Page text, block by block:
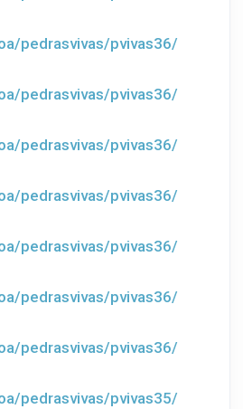
pedrasvivas/pvivas36/
pedrasvivas/pvivas36/
pedrasvivas/pvivas36/
pedrasvivas/pvivas36/
pedrasvivas/pvivas36/
pedrasvivas/pvivas36/
pedrasvivas/pvivas36/
pedrasvivas/pvivas35/